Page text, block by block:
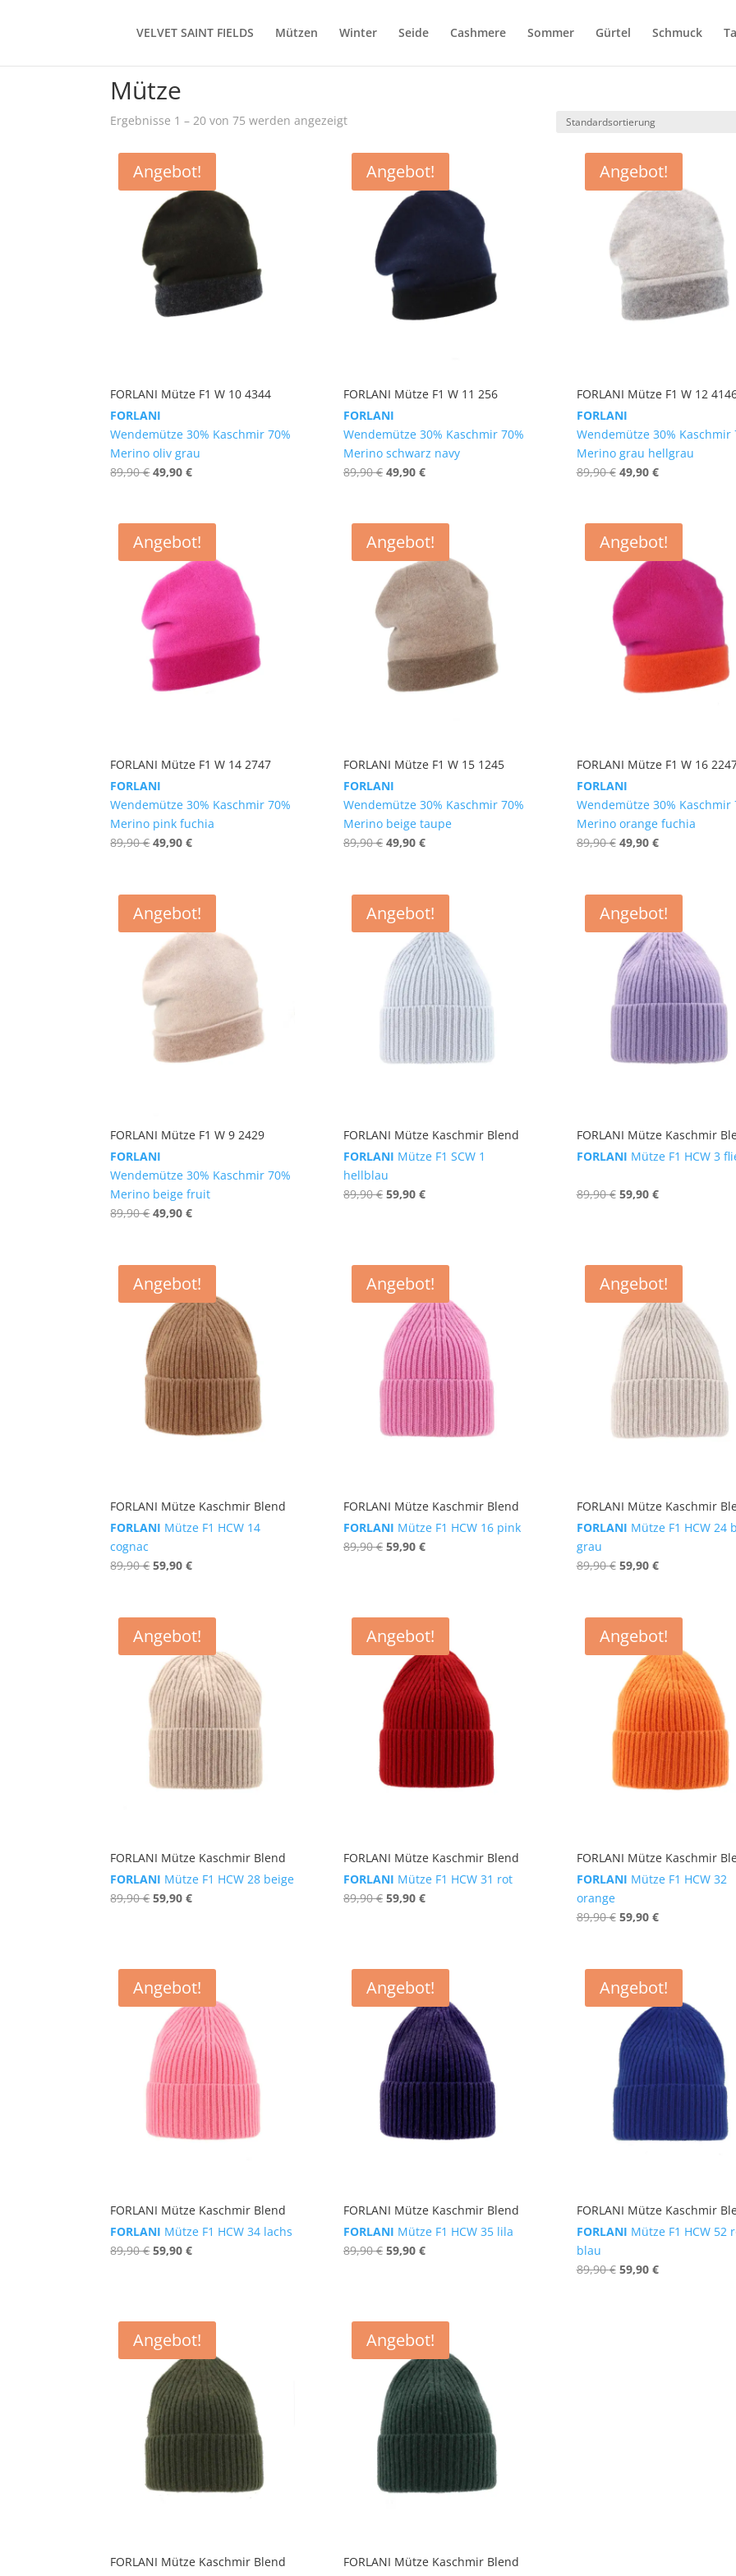
VELVET SAINT FIELDS Mützen Winter Seide Cashmere Sommer Gürtel Schmuck
Mütze
Ergebnisse 1 – 20 von 75 werden angezeigt
Angebot!
FORLANI Mütze F1 W 10 4344
FORLANI
Wendemütze 30% Kaschmir 70%
Merino oliv grau
89,90€Ursprünglicher
89,90 €
49,90€Aktueller
49,90 €.
Angebot!
FORLANI Mütze F1 W 11 256
FORLANI
Wendemütze 30% Kaschmir 70%
Merino schwarz navy
89,90€ Ursprünglicher
89,90 €
49,90 €Aktueller
49,90 €.
Angebot!
FORLANI Mütze F1 W 12
FORLANI
Wendemütze 30% Kaschmir
Merino grau hellgrau
89,90€ Ursprünglicher
89,90 €
49,90 €Aktueller
49,90 €.
Angebot!
FORLANI Mütze F1 W 14 2747
FORLANI
Wendemütze 30% Kaschmir 70%
Merino pink fuchia
89,90€Ursprünglicher
89,90 €
49,90€Aktueller
49,90 €.
Angebot!
FORLANI Mütze F1 W 15 1245
FORLANI
Wendemütze 30% Kaschmir 70%
Merino beige taupe
89,90€ Ursprünglicher
89,90 €
49,90 €Aktueller
49,90 €.
Angebot!
FORLANI Mütze F1 W 16
FORLANI
Wendemütze 30% Kaschmir
Merino orange fuchia
89,90€ Ursprünglicher
89,90 €
49,90 €Aktueller
49,90 €.
Angebot!
FORLANI Mütze F1 W 9 2429
FORLANI
Wendemütze 30% Kaschmir 70%
Merino beige fruit
89,90€Ursprünglicher
89,90 €
49,90€Aktueller
49,90 €.
Angebot!
FORLANI Mütze Kaschmir Blend
FORLANI Mütze F1 SCW 1
hellblau
89,90€ Ursprünglicher
59,90 €Aktueller
Angebot!
FORLANI Mütze Kaschmir
FORLANI Mütze F1 HCW 3
89,90€ Ursprünglicher
59,90 €Aktueller
Angebot!
FORLANI Mütze Kaschmir Blend
FORLANI Mütze F1 HCW 14
cognac
89,90€Ursprünglicher
89,90 €
59,90€Aktueller
59,90 €.
Angebot!
FORLANI Mütze Kaschmir Blend
FORLANI Mütze F1 HCW 16 pink
89,90€ Ursprünglicher
59,90 €Aktueller
Angebot!
FORLANI Mütze Kaschmir
FORLANI Mütze F1 HCW 24
grau
89,90€ Ursprünglicher
89,90 €
59,90 €Aktueller
59,90 €.
Angebot!
FORLANI Mütze Kaschmir Blend
FORLANI Mütze F1 HCW 28 beige
89,90€Ursprünglicher
59,90€Aktueller
Angebot!
FORLANI Mütze Kaschmir Blend
FORLANI Mütze F1 HCW 31 rot
89,90€ Ursprünglicher
59,90 €Aktueller
Angebot!
FORLANI Mütze Kaschmir
FORLANI Mütze F1 HCW 32
orange
89,90€ Ursprünglicher
89,90 €
59,90 €Aktueller
59,90 €.
Angebot!
FORLANI Mütze Kaschmir Blend
FORLANI Mütze F1 HCW 34 lachs
89,90€ Ursprünglicher
59,90€Aktueller
Angebot!
FORLANI Mütze Kaschmir Blend
FORLANI Mütze F1 HCW 35 lila
89,90€ Ursprünglicher
59,90 €Aktueller
Angebot!
FORLANI Mütze Kaschmir
FORLANI Mütze F1 HCW 52
blau
89,90€ Ursprünglicher
59,90 €Aktueller
Angebot!
FORLANI Mütze Kaschmir Blend
Angebot!
FORLANI Mütze Kaschmir Blend